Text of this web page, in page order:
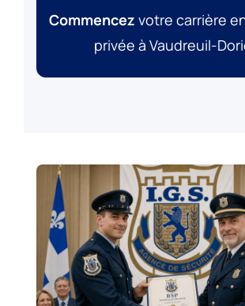
Commencez votre carrière
privée à Vaudreuil-